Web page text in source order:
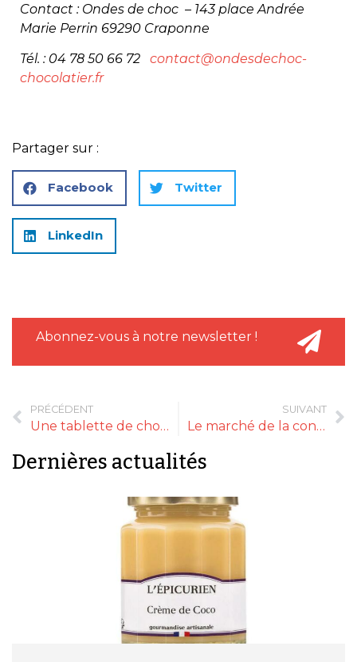
Contact : Ondes de choc – 143 place Andrée
Marie Perrin 69290 Craponne
Tél. : 04 78 50 66 72 contact@ondesdechoc-
chocolatier.fr
Partager sur :
Facebook Twitter
LinkedIn
Abonnez-vous à notre newsletter !
PRÉCÉDENT
Une tablette de chocolat au lait de brebis
SUIVANT
Le marché de la confiserie reprend des couleurs
Dernières actualités